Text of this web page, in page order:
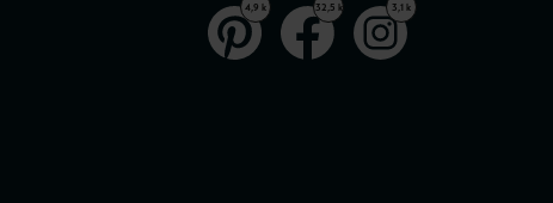
4,9 k 32,5 k 3,1 k